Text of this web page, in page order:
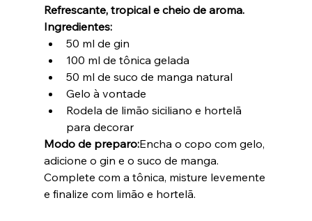
Refrescante, tropical e cheio de aroma.
Ingredientes:
50 ml de gin
100 ml de tônica gelada
50 ml de suco de manga natural
Gelo à vontade
Rodela de limão siciliano e hortelã
para decorar
Modo de preparo:Encha o copo com gelo,
adicione o gin e o suco de manga.
Complete com a tônica, misture levemente
e finalize com limão e hortelã.